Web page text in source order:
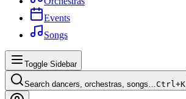
Events
Songs
Toggle Sidebar
Search dancers, orchestras, songs…Ctrl+K